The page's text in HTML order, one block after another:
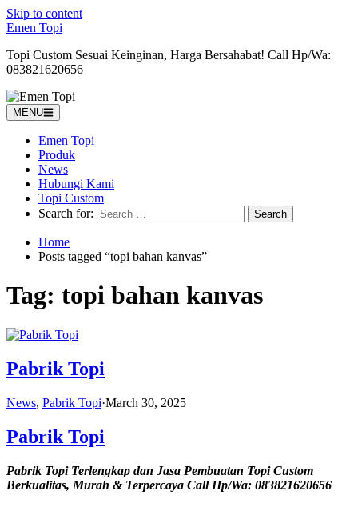
Skip to content
Emen Topi
Topi Custom Sesuai Keinginan, Harga Bersahabat! Call Hp/Wa:
083821620656
MENU
Emen Topi
Produk
News
Hubungi Kami
Topi Custom
Search for:
Home
Posts tagged “topi bahan kanvas”
Tag: topi bahan kanvas
Pabrik Topi
News, Pabrik Topi·March 30, 2025
Pabrik Topi
Pabrik Topi Terlengkap dan Jasa Pembuatan Topi Custom
Berkualitas, Murah & Terpercaya Call Hp/Wa: 083821620656